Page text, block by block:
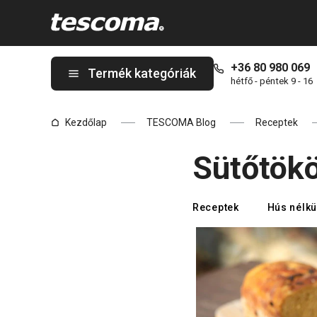
Termék kategóriák +36 80 980 069
hétfő - péntek 9 - 16
Kezdőlap TESCOMA Blog Receptek
Receptek Hús